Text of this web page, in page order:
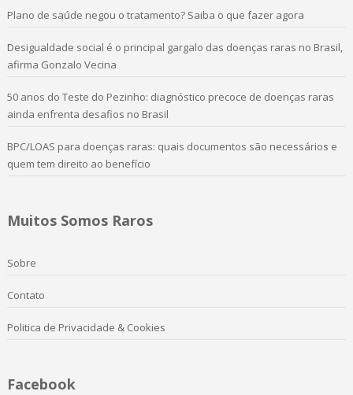
Plano de saúde negou o tratamento? Saiba o que fazer agora
Desigualdade social é o principal gargalo das doenças raras no Brasil,
afirma Gonzalo Vecina
50 anos do Teste do Pezinho: diagnóstico precoce de doenças raras
ainda enfrenta desafios no Brasil
BPC/LOAS para doenças raras: quais documentos são necessários e
quem tem direito ao benefício
Muitos Somos Raros
Sobre
Contato
Politica de Privacidade & Cookies
Facebook